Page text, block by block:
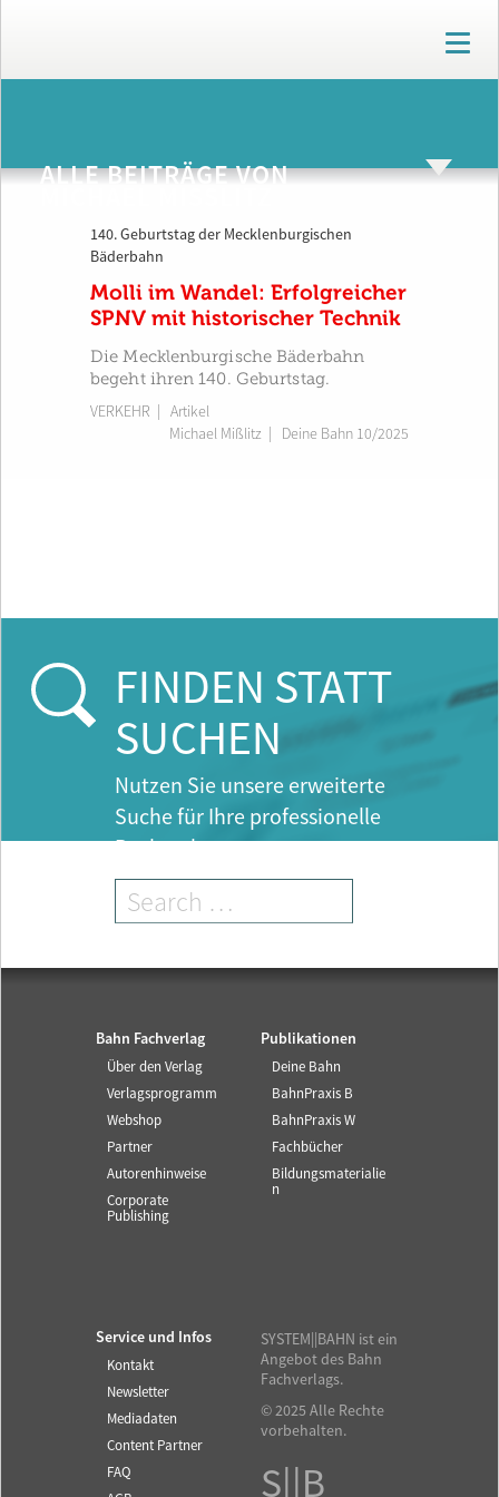
T
o
g
n
ALLE BEITRÄGE VON
140. Geburtstag der Mecklenburgischen
Bäderbahn
Molli im Wandel: Erfolgreicher
SPNV mit historischer Technik
Die Mecklenburgische Bäderbahn
begeht ihren 140. Geburtstag.
VERKEHR | Artikel
Michael Mißlitz
Deine Bahn 10/2025
FINDEN STATT
SUCHEN
Nutzen Sie unsere erweiterte
Suche für Ihre professionelle
Recherche.
Bahn Fachverlag
Über den Verlag
Verlagsprogramm
Webshop
Partner
Autorenhinweise
Corporate
Publishing
Publikationen
Deine Bahn
BahnPraxis B
BahnPraxis W
Fachbücher
Bildungsmaterialie
n
Service und Infos
Kontakt
Newsletter
Mediadaten
Content Partner
FAQ
SYSTEM||BAHN ist ein
Angebot des Bahn
Fachverlags.
© 2025 Alle Rechte
vorbehalten.
S||B